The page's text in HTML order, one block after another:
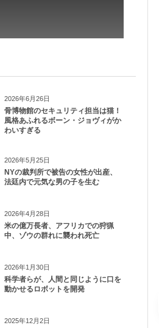
2026年6月26日
骨博物館のセキュリティ担当は猫！
風格あふれるボーン・ジョヴィがか
わいすぎる
2026年5月25日
NYの裁判所で被告の女性が出産、
法廷内で元気な男の子を生む
2026年4月28日
米の億万長者、アフリカでの狩猟
中、ゾウの群れに襲われ死亡
2026年1月30日
科学者らが、人間と同じように口を
動かせるロボットを開発
2025年12月2日